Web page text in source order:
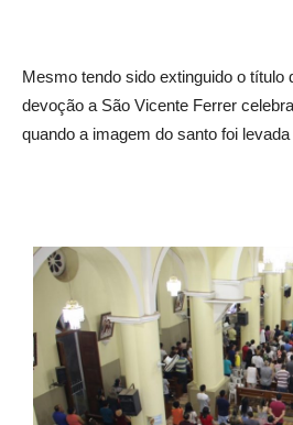
Mesmo tendo sido extinguido o
devoção a São Vicente Ferrer
quando a imagem do santo foi